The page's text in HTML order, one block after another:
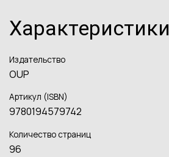
Характеристики
Издательство
OUP
Артикул (ISBN)
9780194579742
Количество страниц
96